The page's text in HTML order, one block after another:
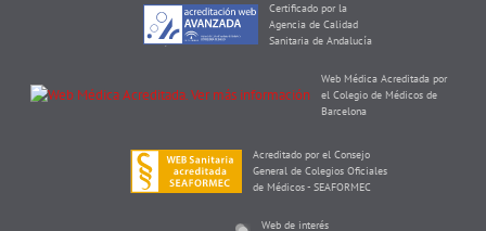
Certificado por la
Agencia de Calidad
Sanitaria de Andalucía
Web Médica Acreditada por
el Colegio de Médicos de
Barcelona
Acreditado por el Consejo
General de Colegios Oficiales
de Médicos - SEAFORMEC
Web de interés